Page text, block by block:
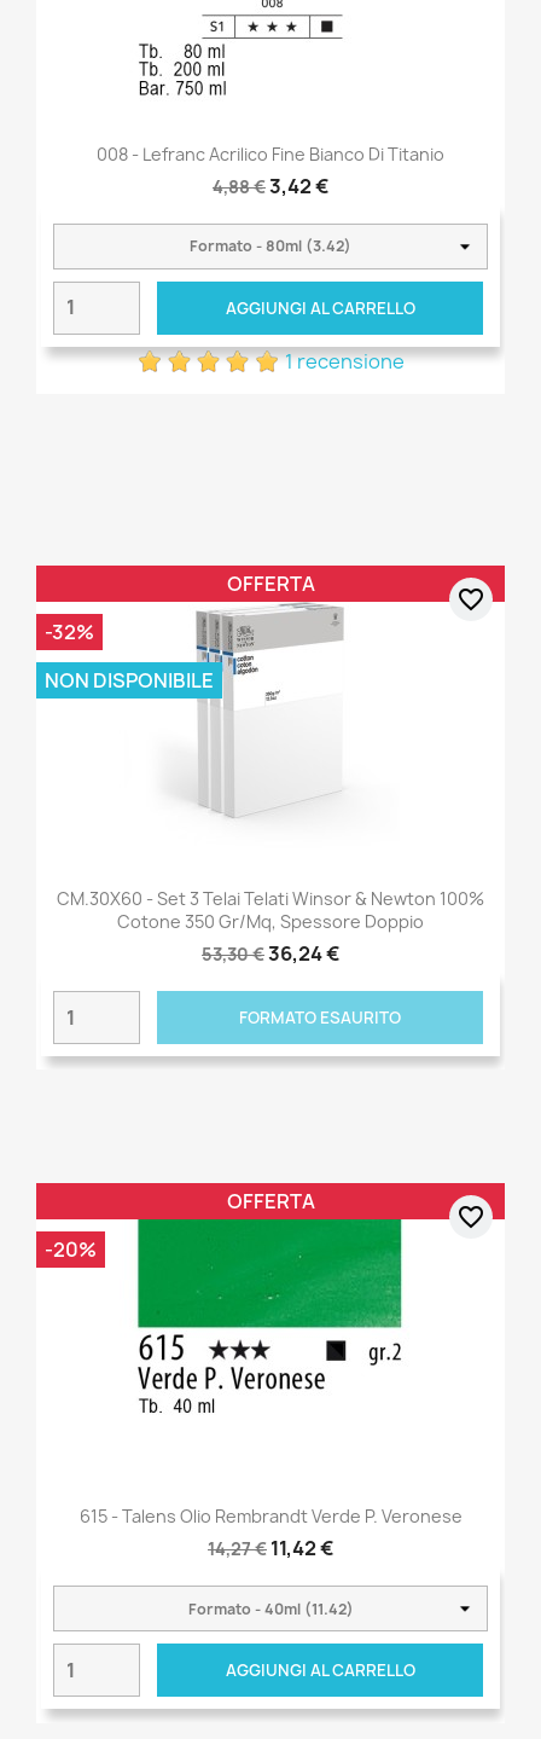
008 - Lefranc Acrilico Fine Bianco Di Titanio
4,88 €3,42 €
AGGIUNGI AL CARRELLO
1 recensione
CM.30X60 - Set 3 Telai Telati Winsor & Newton 100%
Cotone 350 Gr/mq, Spessore Doppio
53,30 €36,24 €
FORMATO ESAURITO
OFFERTA
-32%
NON DISPONIBILE
favorite_border
615 - Talens Olio Rembrandt Verde P. Veronese
14,27 € 11,42 €
AGGIUNGI AL CARRELLO
OFFERTA
-20%
favorite_border